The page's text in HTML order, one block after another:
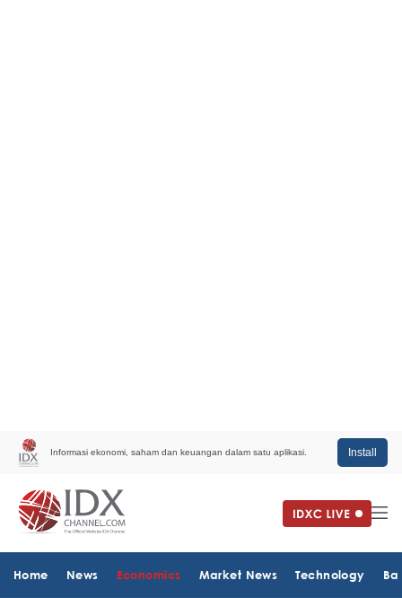
Informasi ekonomi, saham dan keuangan dalam satu aplikasi. Install
Home News Economics Market News Technology